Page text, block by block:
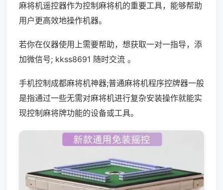
麻将机遥控器作为控制麻将机的重要工具，能够帮助
用户更高效地操作机器。
若你在仪器使用上需要帮助，想获取一对一指导，添
加微信号; kkss8691 随时交流 。
手机控制成都麻将机神器;普通麻将机程序控牌器一般
是指通过一些无需对麻将机进行复杂安装操作就能实
现控制麻将牌功能的设备或工具。